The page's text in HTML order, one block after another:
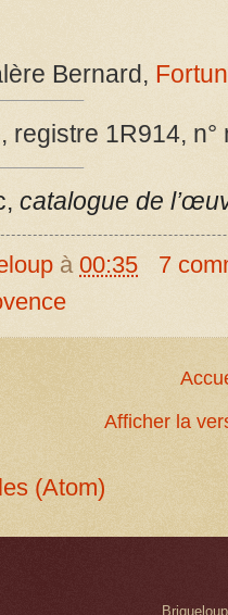
Bernard,
registre 1R914, n°
catalogue de
à 00:35
7
Afficher la
(Atom)